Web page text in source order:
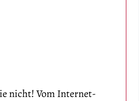
nicht! Vom Internet-